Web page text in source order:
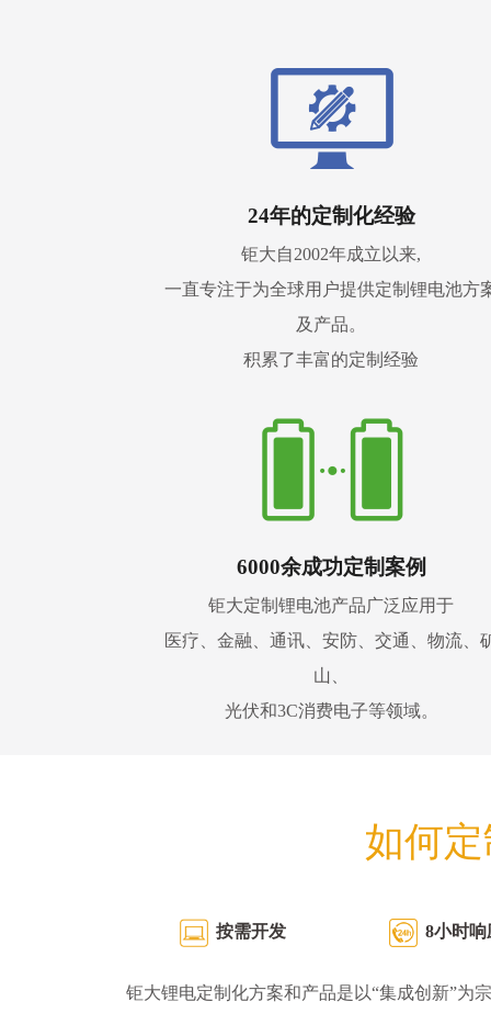
24年的定制化经验
钜大自2002年成立以来,
一直专注于为全球用户提供定制锂电池方
及产品。
积累了丰富的定制经验
6000余成功定制案例
钜大定制锂电池产品广泛应用于
医疗、金融、通讯、安防、交通、物流、
山、
光伏和3C消费电子等领域。
如何
按需开发 8小时响
钜大锂电定制化方案和产品是以“集成创新”为